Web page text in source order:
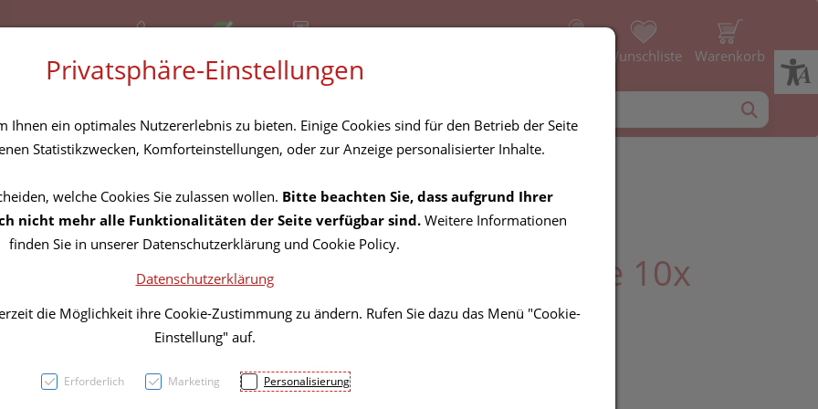
+43 (01) 3683167 Offen Rezept-Anfrage Wunschliste Warenkorb
Wundverband
Cosmopor/advance 10x
6cm 25st
PZN: 3796761
Privatsphäre-Einstellungen
Ihnen ein optimales Nutzererlebnis zu bieten. Einige Cookies sind für den Betrieb der Seite
Statistikzwecken, Komforteinstellungen, oder zur Anzeige personalisierter Inhalte.
welche Cookies Sie zulassen wollen. Bitte beachten Sie, dass aufgrund Ihrer
nicht mehr alle Funktionalitäten der Seite verfügbar sind. Weitere Informationen
finden Sie in unserer Datenschutzerklärung und Cookie Policy.
Datenschutzerklärung
die Möglichkeit ihre Cookie-Zustimmung zu ändern. Rufen Sie dazu das Menü "Cookie-
Einstellung" auf.
Erforderlich Marketing Personalisierung